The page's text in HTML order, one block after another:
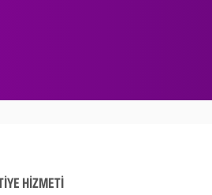
HİZMETİ